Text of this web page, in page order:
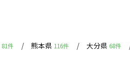
81件 熊本県 116件 大分県 68件